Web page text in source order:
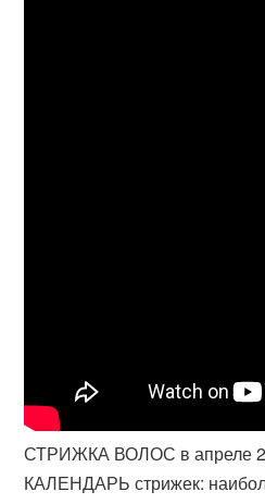
СТРИЖКА ВОЛОС в апреле
КАЛЕНДАРЬ стрижек: